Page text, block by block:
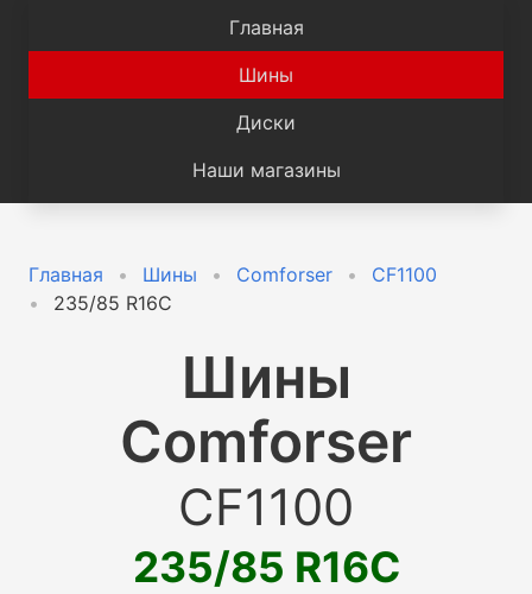
Главная
Шины
Диски
Наши магазины
Главная Шины Comforser
CF1100
235/85 R16C
Шины
Comforser
CF1100
235/85 R16C